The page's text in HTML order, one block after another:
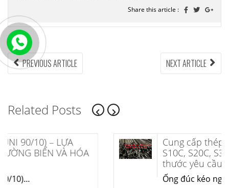
Share this article :
Điều
bài
viết
PREVIOUS ARTICLEPREVIOUS
ARTICLE:
NEXT ARTICLE
Related Posts
Cung cấp thép ống đúc kéo nguội
S10C, S20C, S30C, S45C theo kích